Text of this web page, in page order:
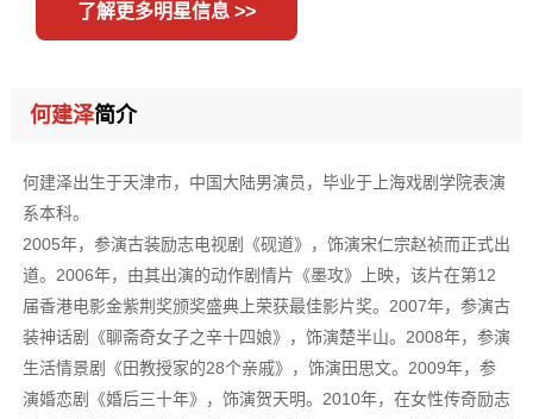
了解更多明星信息 >>
何建泽简介
何建泽出生于天津市，中国大陆男演员，毕业于上海戏剧学院表演
系本科。
2005年，参演古装励志电视剧《砚道》，饰演宋仁宗赵祯而正式出
道。2006年，由其出演的动作剧情片《墨攻》上映，该片在第12
届香港电影金紫荆奖颁奖盛典上荣获最佳影片奖。2007年，参演古
装神话剧《聊斋奇女子之辛十四娘》，饰演楚半山。2008年，参演
生活情景剧《田教授家的28个亲戚》，饰演田思文。2009年，参
演婚恋剧《婚后三十年》，饰演贺天明。2010年，在女性传奇励志